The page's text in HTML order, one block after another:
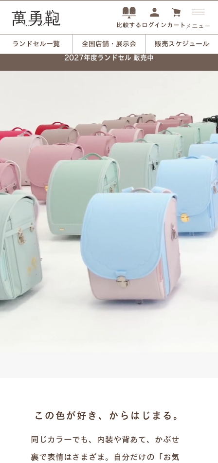
比較する ログイン カート メニュー
販売スケジュール
ランドセル一覧
全国店舗・展示会
2027年度ランドセル 販売中
この色が好き、からはじまる。
同じカラーでも、内装や背あて、かぶせ
裏で表情はさまざま。自分だけの「お気